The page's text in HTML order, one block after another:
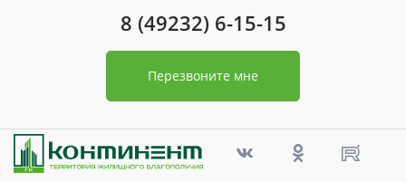
8 (49232) 6-15-15
Перезвоните мне